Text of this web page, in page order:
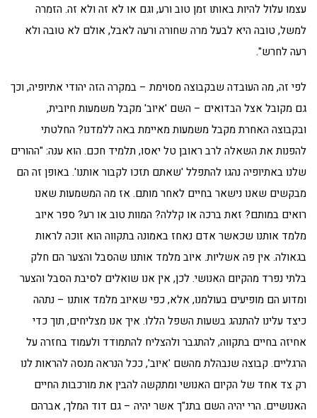
עצמו עלול להיות באותו זמן טוב ורע, וגם או לא זה ולא זה. הזמרה
למשל, טובה היא לבעל מרה שחורה ורעה לאבל, אולם לא טובה ולא
רעה לחרש".
לפי זה, מה העובדה שבקבוצה מסוימת – במקרה הזה יהודי אתיופיה, וכך
גם מקובל אצל הבדואים – השם 'איוב' מקבל משמעות חיובית,
ובקבוצה האחרת מקבל משמעות מאיימת באה ללמדנו? החלטתי
להפנות את השאלה לרב ראובן טל יאסו, תלמיד חכם. הוא ענה: "ההורים
שלנו באתיופיה נהגו להתפלל 'שאתם תזכו לקבור אותנו'. באופן זה הם
מבקשים שאנו נישאר בחיים לאחר מותם. אז מה המשמעות שאנו
רואים במותם? זאת ברכה או קללה? המוות טוב או רע? ספר איוב
מלמד אותנו שכאשר אדם נאחז באמונה בתקווה הוא זוכה לראות
בגאולה. אין פה אשליות. איוב מלמד אותנו שהסבל והצער הם חלק
בלתי נפרד מהקיום האנושי. לכן, אין אנו שואלים לסיבת הסבל והצער
ומדוע הם מופיעים בעולמנו, אלא, כפי שאיוב מלמד אותנו – נתהה
כיצד עלינו להתנהג בשעות השפל הללו. איך אנו מצליחים, תוך כדי
אחיזה בחיים בתקווה, להתגבר ולהצליח להתמודד ולעמוד בחזרה על
הרגליים. קבוצה שנבהלת מהשם 'איוב', ככל הנראה מנסה להראות לנו
רק צד אחד של הקיום האנושי ומתקשה להבין את מורכבות החיים
האנושיים. הרי יהיה השם בתנ"ך אשר יהיה – גם דוד המלך, אברהם